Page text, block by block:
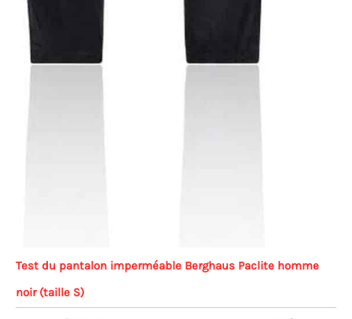
Test du pantalon imperméable Berghaus Paclite homme
noir (taille S)